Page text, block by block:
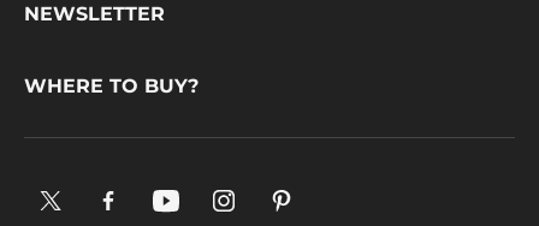
NEWSLETTER
WHERE TO BUY?
X. Facebook.YouTube.Instagram